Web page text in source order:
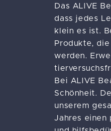
Das ALIVE
dass jedes
klein es ist.
Produkte,
werden.
Bei ALIVE
Schönheit.
unserem
Jahres einen